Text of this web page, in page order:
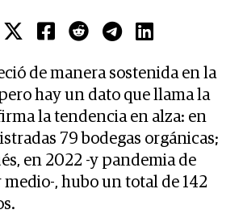
de manera sostenida en la
hay un dato que llama la
la tendencia en alza: en
79 bodegas orgánicas;
en 2022 -y pandemia de
medio-, hubo un total de 142